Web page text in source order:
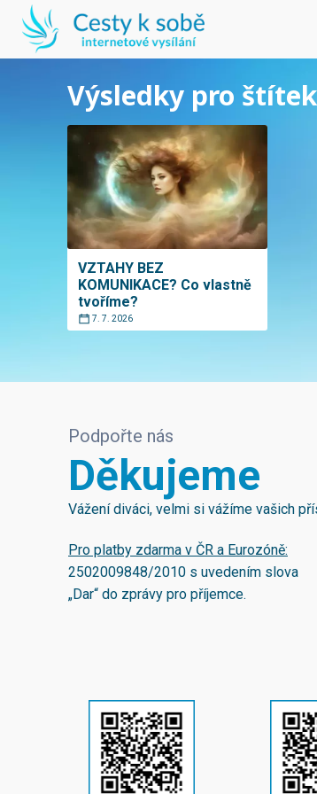
Výsledky pro
VZTAHY BEZ
KOMUNIKACE? Co vlastně
tvoříme?
7. 7. 2026
Podpořte nás
Děkujeme
Vážení diváci, velmi si vážíme vašich
Pro platby zdarma v ČR a Eurozóně:
2502009848/2010 s uvedením slova
„Dar“ do zprávy pro příjemce.